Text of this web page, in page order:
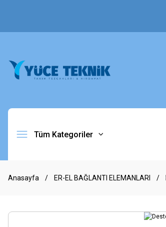
Tüm Kategoriler
Anasayfa ER-EL BAĞLANTI ELEMANLARI